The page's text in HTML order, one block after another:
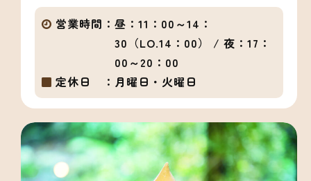
営業時間： 昼：11：00～14：
30（LO.14：00） / 夜：17：
00～20：00
定休日 ： 月曜日・火曜日